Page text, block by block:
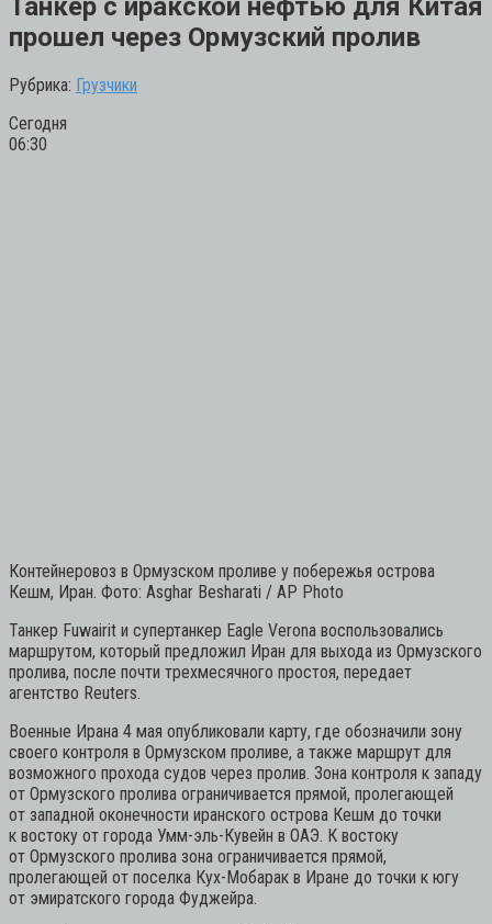
Танкер с иракской нефтью для Китая
прошел через Ормузский пролив
Рубрика: Грузчики
Сегодня
06:30
Контейнеровоз в Ормузском проливе у побережья острова
Кешм, Иран. Фото: Asghar Besharati / AP Photo
Танкер Fuwairit и супертанкер Eagle Verona воспользовались
маршрутом, который предложил Иран для выхода из Ормузского
пролива, после почти трехмесячного простоя, передает
агентство Reuters.
Военные Ирана 4 мая опубликовали карту, где обозначили зону
своего контроля в Ормузском проливе, а также маршрут для
возможного прохода судов через пролив. Зона контроля к западу
от Ормузского пролива ограничивается прямой, пролегающей
от западной оконечности иранского острова Кешм до точки
к востоку от города Умм-эль-Кувейн в ОАЭ. К востоку
от Ормузского пролива зона ограничивается прямой,
пролегающей от поселка Кух-Мобарак в Иране до точки к югу
от эмиратского города Фуджейра.